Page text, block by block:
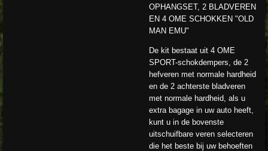
OPHANGSET, 2 BLADVEREN
EN 4 OME SCHOKKEN "OLD
MAN EMU"
De kit bestaat uit 4 OME
SPORT-schokdempers, de 2
hefveren met normale hardheid
en de 2 achterste bladveren
met normale hardheid, als u
extra bagage in uw auto heeft,
kunt u in de bovenste
uitschuifbare veren selecteren
die het beste bij uw behoeften